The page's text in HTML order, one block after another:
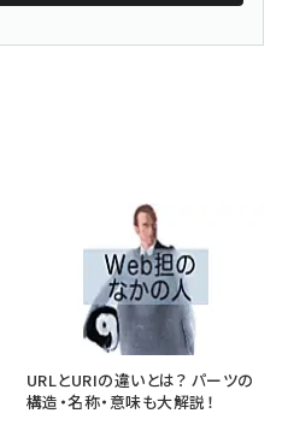
URLとURIの違いとは？ パーツの
構造・名称・意味も大解説！